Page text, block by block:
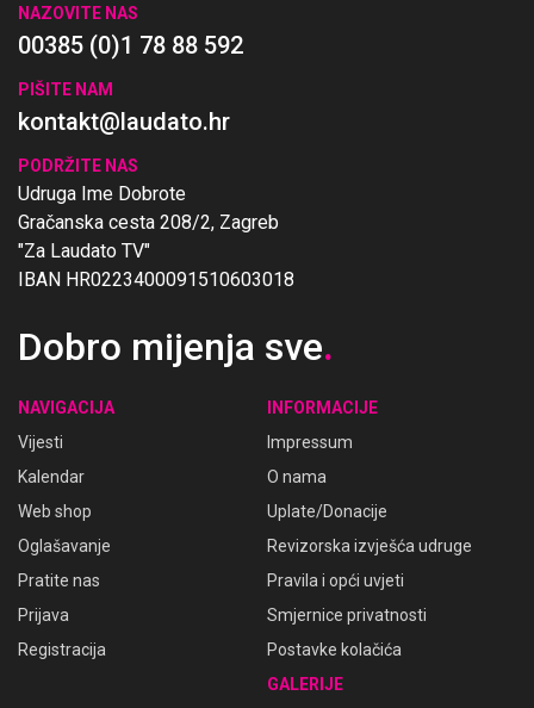
NAZOVITE NAS
00385 (0)1 78 88 592
PIŠITE NAM
kontakt@laudato.hr
PODRŽITE NAS
Udruga Ime Dobrote
Gračanska cesta 208/2, Zagreb
"Za Laudato TV"
IBAN HR0223400091510603018
Dobro mijenja sve.
NAVIGACIJA
Vijesti
Kalendar
Web shop
Oglašavanje
Pratite nas
Prijava
Registracija
INFORMACIJE
Impressum
O nama
Uplate/Donacije
Revizorska izvješća udruge
Pravila i opći uvjeti
Smjernice privatnosti
Postavke kolačića
GALERIJE